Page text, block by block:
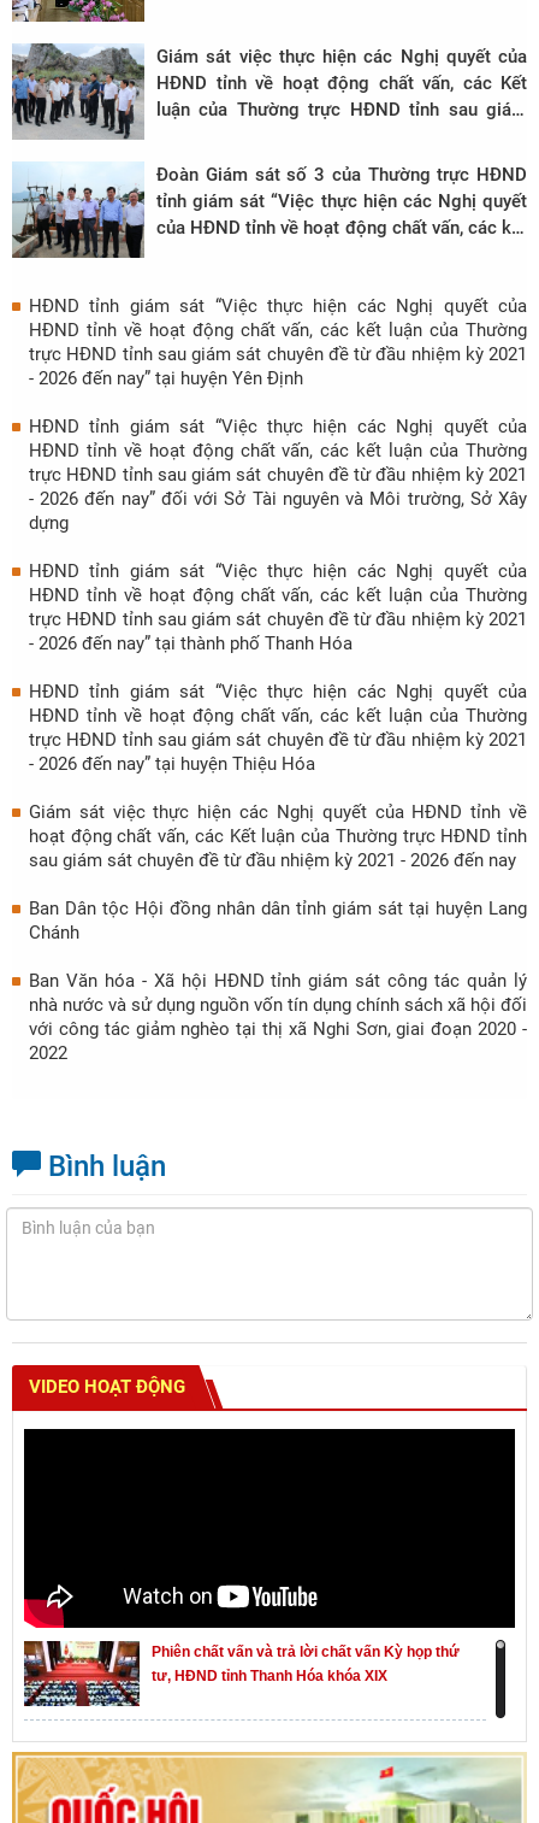
Giám sát việc thực hiện các Nghị quyết của
HĐND tỉnh về hoạt động chất vấn, các Kết
luận của Thường trực HĐND tỉnh sau giám
đến nay
Đoàn Giám sát số 3 của Thường trực HĐND
tỉnh giám sát “Việc thực hiện các Nghị quyết
của HĐND tỉnh về hoạt động chất vấn, các kết
đến nay” tại các địa phương, đơn vị
HĐND tỉnh giám sát “Việc thực hiện các Nghị quyết của
HĐND tỉnh về hoạt động chất vấn, các kết luận của Thường
trực HĐND tỉnh sau giám sát chuyên đề từ đầu nhiệm kỳ 2021
- 2026 đến nay” tại huyện Yên Định
HĐND tỉnh giám sát “Việc thực hiện các Nghị quyết của
HĐND tỉnh về hoạt động chất vấn, các kết luận của Thường
trực HĐND tỉnh sau giám sát chuyên đề từ đầu nhiệm kỳ 2021
- 2026 đến nay” đối với Sở Tài nguyên và Môi trường, Sở Xây
dựng
HĐND tỉnh giám sát “Việc thực hiện các Nghị quyết của
HĐND tỉnh về hoạt động chất vấn, các kết luận của Thường
trực HĐND tỉnh sau giám sát chuyên đề từ đầu nhiệm kỳ 2021
- 2026 đến nay” tại thành phố Thanh Hóa
HĐND tỉnh giám sát “Việc thực hiện các Nghị quyết của
HĐND tỉnh về hoạt động chất vấn, các kết luận của Thường
trực HĐND tỉnh sau giám sát chuyên đề từ đầu nhiệm kỳ 2021
- 2026 đến nay” tại huyện Thiệu Hóa
Giám sát việc thực hiện các Nghị quyết của HĐND tỉnh về
hoạt động chất vấn, các Kết luận của Thường trực HĐND tỉnh
sau giám sát chuyên đề từ đầu nhiệm kỳ 2021 - 2026 đến nay
Ban Dân tộc Hội đồng nhân dân tỉnh giám sát tại huyện Lang
Chánh
Ban Văn hóa - Xã hội HĐND tỉnh giám sát công tác quản lý
nhà nước và sử dụng nguồn vốn tín dụng chính sách xã hội đối
với công tác giảm nghèo tại thị xã Nghi Sơn, giai đoạn 2020 -
2022
Bình luận
VIDEO HOẠT ĐỘNG
Phiên chất vấn và trả lời chất vấn Kỳ họp thứ
tư, HĐND tỉnh Thanh Hóa khóa XIX
Khai mạc kỳ họp thứ Nhất, Quốc hội khóa XVI